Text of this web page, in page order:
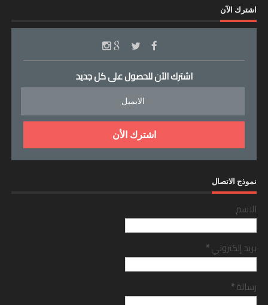
اشترك الآن
اشترك الآن للحصول على كل جديد
نموذج الاتصال
الاسم
بريد إلكتروني*
رسالة*